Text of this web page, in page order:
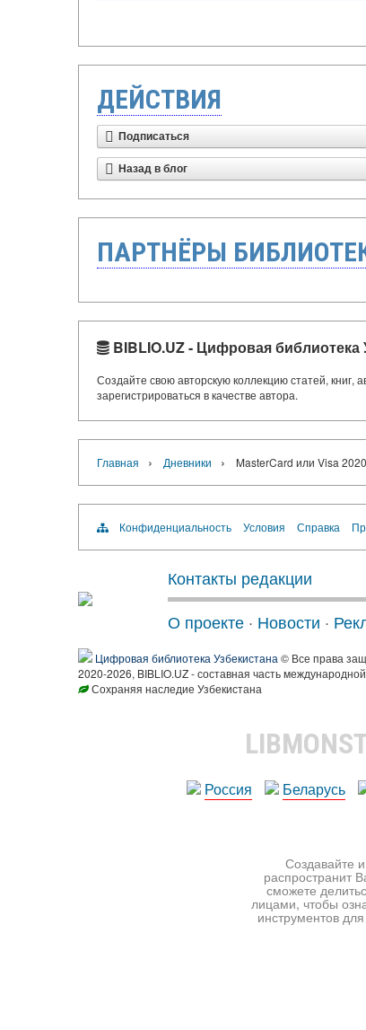
ДЕЙСТВИЯ
Подписаться
Назад в блог
ПАРТНЁРЫ
BIBLIO.UZ - Цифровая библиотека
Создайте свою авторскую коллекцию статей,
зарегистрироваться в качестве автора.
Главная › Дневники › MasterCard или Visa
Конфиденциальность Условия Справка
Контакты редакции
О проекте · Новости ·
Цифровая библиотека Узбекистана © Все права
2020-2026, BIBLIO.UZ - составная часть
Сохраняя наследие Узбекистана
Россия Беларусь
Создавайте
распространит
сможете
лицами, чтобы
инструментов